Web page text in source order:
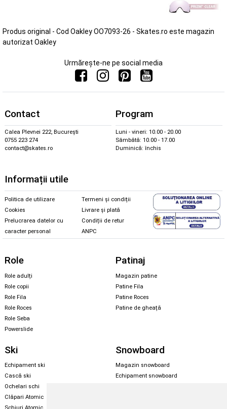
Produs original - Cod Oakley OO7093-26 - Skates.ro este magazin
autorizat Oakley
Urmărește-ne pe social media
Contact
Calea Plevnei 222, București
0755 223 274
contact@skates.ro
Program
Luni - vineri: 10.00 - 20.00
Sâmbătă: 10.00 - 17.00
Duminică: închis
Informații utile
Politica de utilizare
Cookies
Prelucrarea datelor cu
caracter personal
Termeni și condiții
Livrare și plată
Condiții de retur
ANPC
Role
Role adulți
Role copii
Role Fila
Role Roces
Role Seba
Powerslide
Patinaj
Magazin patine
Patine Fila
Patine Roces
Patine de gheață
Ski
Echipament ski
Cască ski
Ochelari schi
Clăpari Atomic
Snowboard
Magazin snowboard
Echipament snowboard